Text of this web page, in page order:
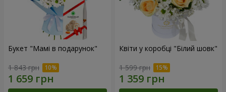
Букет "Мамі в подарунок"
1 843 грн
Квіти у коробці "Білий шовк"
1 599 грн